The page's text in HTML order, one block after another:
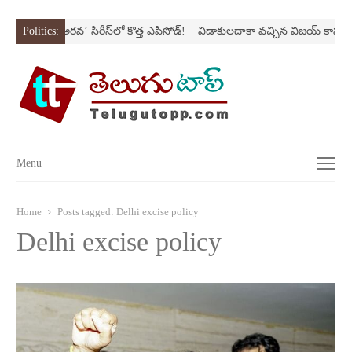
Politics:‘అర‌వ’ సిరీస్‌లో కొత్త ఎపిసోడ్‌! విడాకులదాకా వచ్చిన విజయ్‌ కాపురం
Menu
Menu
Home Posts tagged: Delhi excise policy
Delhi excise policy